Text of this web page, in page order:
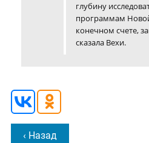
глубину
программам
конечном счете,
сказала Вехи.
‹ Назад